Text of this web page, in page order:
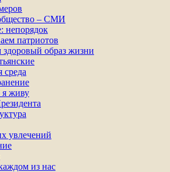
– СМИ
непорядок
патриотов
образ жизни
среда
я живу
увлечений
из нас